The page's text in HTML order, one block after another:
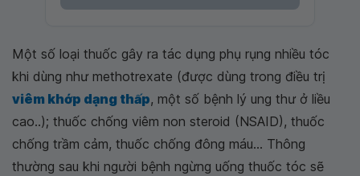
Một số loại thuốc gây ra tác dụng phụ rụng nhiều tóc
khi dùng như methotrexate (được dùng trong điều trị
viêm khớp dạng thấp, một số bệnh lý ung thư ở liều
cao..); thuốc chống viêm non steroid (NSAID), thuốc
chống trầm cảm, thuốc chống đông máu... Thông
thường sau khi người bệnh ngừng uống thuốc tóc sẽ